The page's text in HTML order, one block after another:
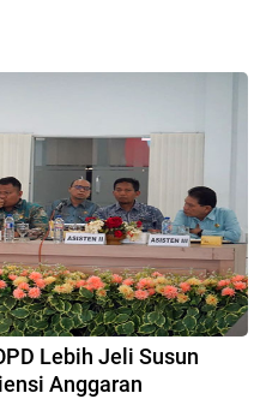
Lebih Jeli Susun
Anggaran